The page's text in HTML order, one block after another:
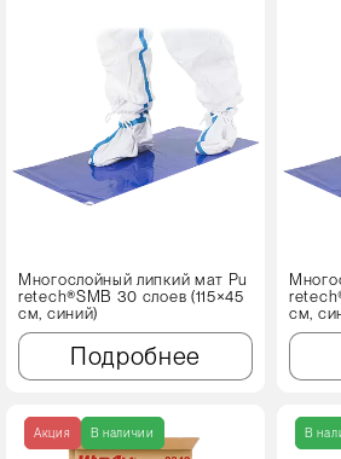
Многослойный липкий мат Pu
retech®SMB 30 слоев (115×45
см, синий)
Подробнее
см,
Акция В наличии В